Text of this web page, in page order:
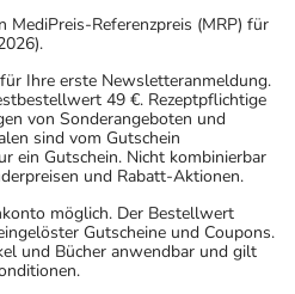
MediPreis-Referenzpreis (MRP) für
Ihre erste Newsletteranmeldung.
49 €. Rezeptpflichtige
von Sonderangeboten und
sind vom Gutschein
ein Gutschein. Nicht kombinierbar
und Rabatt-Aktionen.
möglich. Der Bestellwert
Gutscheine und Coupons.
und Bücher anwendbar und gilt